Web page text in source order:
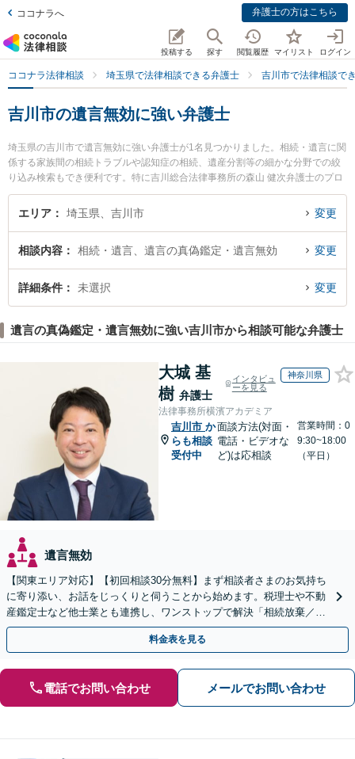
ココナラへ 弁護士の方はこちら
投稿する 探す 閲覧履歴 マイリスト ログイン
ココナラ法律相談 埼玉県で法律相談できる弁護士 吉川市で法律相談で
吉川市の遺言無効に強い弁護士
埼玉県の吉川市で遺言無効に強い弁護士が1名見つかりました。相続・遺言に関
係する家族間の相続トラブルや認知症の相続、遺産分割等の細かな分野での絞
り込み検索もでき便利です。特に吉川総合法律事務所の森山 健次弁護士のプロ
フィール情報や弁護士費用、強みなどが注目されています。『吉川市で土日や
夜間に発生した遺言無効のトラブルを今すぐに弁護士に相談したい』『遺言無
の相談者さんにおすすめです。
エリア 埼玉県、吉川市 変更
相談内容 相続・遺言、遺言の真偽鑑定・遺言無効 変更
詳細条件 未選択 変更
遺言の真偽鑑定・遺言無効に強い吉川市から相談可能な弁護士
大城 基
樹 弁護士
インタビュ
ーを見る
神奈川県
法律事務所横濱アカデミア
吉川市 か
らも相談
受付中
面談方法(対面・
電話・ビデオな
ど)は応相談
営業時間：0
9:30~18:00
（平日）
遺言無効
【関東エリア対応】【初回相談30分無料】まず相談者さまのお気持ち
に寄り添い、お話をじっくりと伺うことから始めます。税理士や不動
産鑑定士など他士業とも連携し、ワンストップで解決「相続放棄／遺
言書作成／遺留分侵害額請求／使い込み・寄与分など」
料金表を見る
電話でお問い合わせ メールでお問い合わせ